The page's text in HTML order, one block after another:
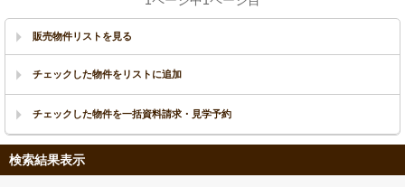
販売物件リストを見る
検索結果表示